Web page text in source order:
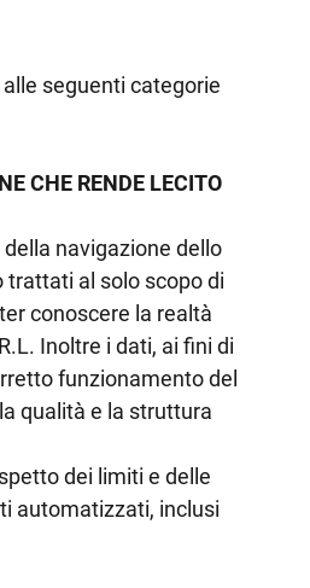
seguenti categorie
CHE RENDE LECITO
navigazione dello
al solo scopo di
conoscere la realtà
Inoltre i dati, ai fini di
funzionamento del
qualità e la struttura
dei limiti e delle
automatizzati, inclusi